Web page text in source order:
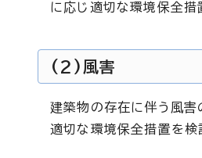
に応じ適切な環境保全措
(2)風害
建築物の存在に伴う風害
適切な環境保全措置を検